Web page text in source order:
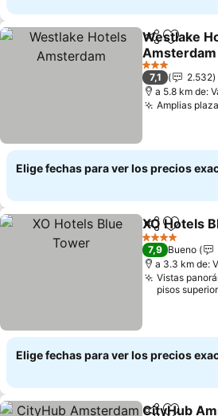
Compartir
Westlake
Amsterdam
3 Estrellas
7,1
2.532
a 5.8 km de:
Amplias
Elige fechas para ver los precios
Compartir
XO Hotels
4 Estrellas
7,9 Bueno
a 3.3 km de:
Vistas
pisos
Elige fechas para ver los precios
CityHub